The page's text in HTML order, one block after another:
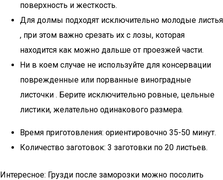
поверхность и жесткость.
Для долмы подходят исключительно молодые листья
, при этом важно срезать их с лозы, которая
находится как можно дальше от проезжей части.
Ни в коем случае не используйте для консервации
поврежденные или порванные виноградные
листочки . Берите исключительно ровные, цельные
листики, желательно одинакового размера.
Время приготовления: ориентировочно 35-50 минут.
Количество заготовок: 3 заготовки по 20 листьев.
Интересное: Грузди после заморозки можно посолить